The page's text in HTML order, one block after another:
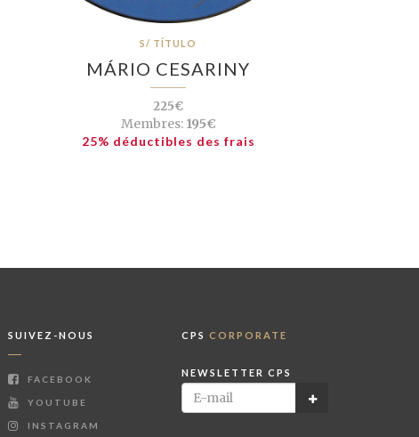
S/ TÍTULO
MÁRIO CESARINY
225€
Membres:195€
25% déductibles des frais
SUIVEZ-NOUS
FACEBOOK
YOUTUBE
INSTAGRAM
CPS CORPORATE
NEWSLETTER CPS